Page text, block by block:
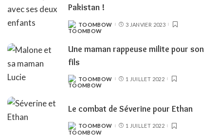
Pakistan !
POSTED
BY
TOOMBOW 3 JANVIER 2023
Une maman rappeuse milite pour son
fils
POSTED
BY
TOOMBOW 1 JUILLET 2022
Le combat de Séverine pour Ethan
POSTED
BY
TOOMBOW 1 JUILLET 2022